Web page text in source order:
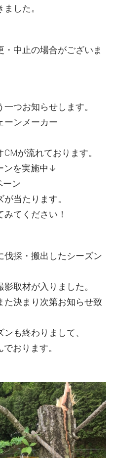
した。
中止の場合がございま
つお知らせします。
ーンメーカー
が流れております。
ンを実施中↓
ーン
当たります。
てください！
伐採・搬出したシーズン
取材が入りました。
た決まり次第お知らせ致
も終わりまして、
おります。